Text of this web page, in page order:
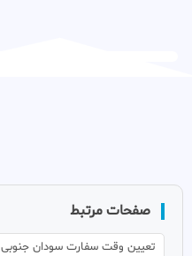
صفحات مرتبط
تعیین وقت سفارت سودان جنوبی